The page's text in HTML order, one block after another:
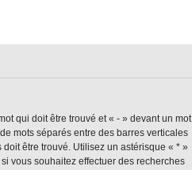
qui doit être trouvé et « - » devant un mot
mots séparés entre des barres verticales
être trouvé. Utilisez un astérisque « * »
vous souhaitez effectuer des recherches